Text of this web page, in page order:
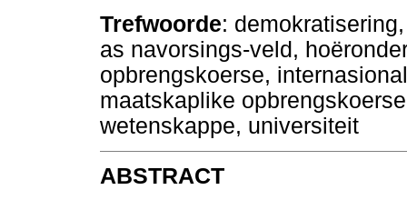
Trefwoorde:
as navorsings-veld,
opbrengskoerse,
maatskaplike
wetenskappe, universiteit
ABSTRACT